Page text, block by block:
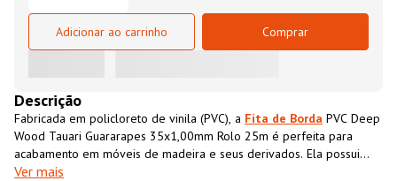
Adicionar ao carrinho Comprar
Descrição
Fabricada em policloreto de vinila (PVC), a Fita de Borda PVC Deep
Wood Tauari Guararapes 35x1,00mm Rolo 25m é perfeita para
acabamento em móveis de madeira e seus derivados. Ela possui
textura impressa semelhante ao MDF, que além de conferir
Ver mais